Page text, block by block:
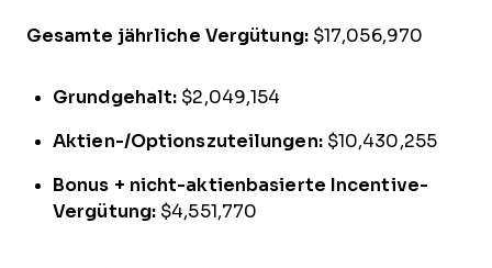
Gesamte jährliche Vergütung:$17,056,970
Grundgehalt: $2,049,154
Aktien-/Optionszuteilungen:$10,430,255
Bonus + nicht-aktienbasierte Incentive-
Vergütung: $4,551,770